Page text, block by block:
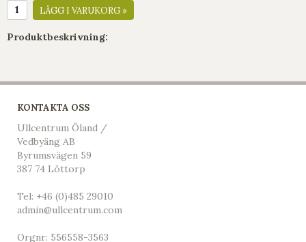
LÄGG I VARUKORG »
Produktbeskrivning:
KONTAKTA OSS
Ullcentrum Öland /
Vedbyäng AB
Byrumsvägen 59
387 74 Löttorp
Tel: +46 (0)485 29010
admin@ullcentrum.com
Orgnr: 556558-3563